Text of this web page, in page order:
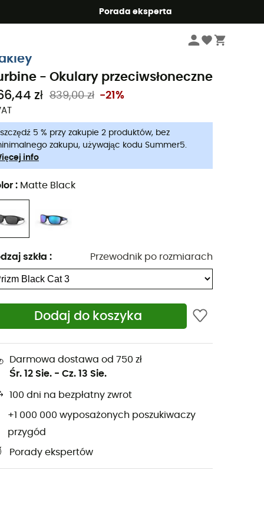
Porada eksperta
Okulary przeciwsłoneczne meski
- Okulary przeciwsłoneczne
zł 839,00 zł -21%
5 % przy zakupie 2 produktów, bez
zakupu, używając kodu Summer5.
info
: Matte Black
szkła : Przewodnik po rozmiarach
Dodaj do koszyka
Darmowa dostawa od 750 zł
Śr. 12 Sie. - Cz. 13 Sie.
100 dni na bezpłatny zwrot
+1 000 000 wyposażonych poszukiwaczy
przygód
Porady ekspertów